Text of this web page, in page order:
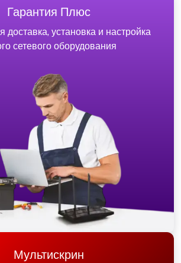
Гарантия Плюс
доставка, установка и настройка
сетевого оборудования
Мультискрин